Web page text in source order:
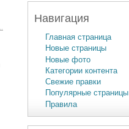
Навигация
Главная страница
Новые страницы
Новые фото
Категории контента
Свежие правки
Популярные страницы
Правила